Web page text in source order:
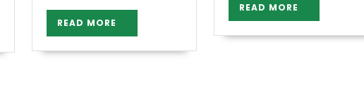
READ MORE
MORE
READ MORE
MORE